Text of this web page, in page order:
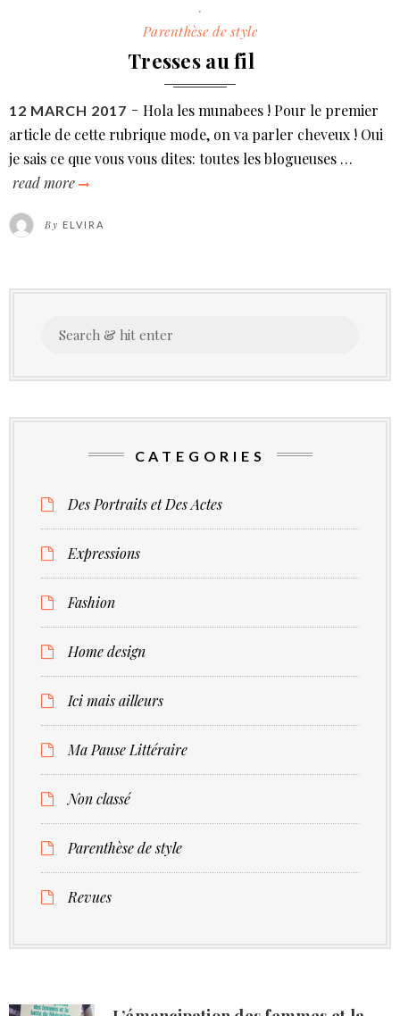
·
Parenthèse de style
Tresses au fil
POSTED
ON
12 MARCH 2017
Hola les munabees ! Pour le premier
article de cette rubrique mode, on va parler cheveux ! Oui
je sais ce que vous vous dites: toutes les blogueuses …
read more
fil
By ELVIRA
CATEGORIES
Des Portraits et Des Actes
Expressions
Fashion
Home design
Ici mais ailleurs
Ma Pause Littéraire
Non classé
Parenthèse de style
Revues